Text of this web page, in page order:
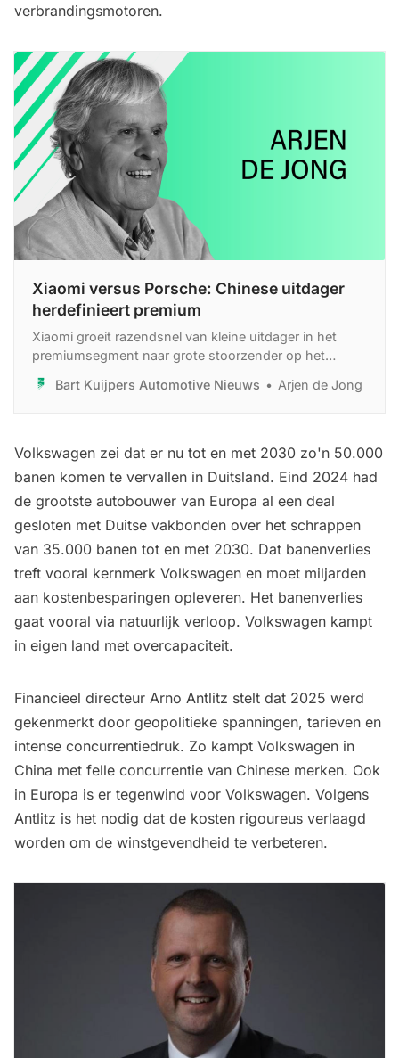
verbrandingsmotoren.
Xiaomi versus Porsche: Chinese uitdager
herdefinieert premium
Xiaomi groeit razendsnel van kleine uitdager in het
premiumsegment naar grote stoorzender op het
wereldtoneel. Wie denkt dat dit een Chinees fenomeen
blijft, vergist zich fundamenteel.
Bart Kuijpers Automotive Nieuws Arjen de Jong
Volkswagen zei dat er nu tot en met 2030 zo'n 50.000
banen komen te vervallen in Duitsland. Eind 2024 had
de grootste autobouwer van Europa al een deal
gesloten met Duitse vakbonden over het schrappen
van 35.000 banen tot en met 2030. Dat banenverlies
treft vooral kernmerk Volkswagen en moet miljarden
aan kostenbesparingen opleveren. Het banenverlies
gaat vooral via natuurlijk verloop. Volkswagen kampt
in eigen land met overcapaciteit.
Financieel directeur Arno Antlitz stelt dat 2025 werd
gekenmerkt door geopolitieke spanningen, tarieven en
intense concurrentiedruk. Zo kampt Volkswagen in
China met felle concurrentie van Chinese merken. Ook
in Europa is er tegenwind voor Volkswagen. Volgens
Antlitz is het nodig dat de kosten rigoureus verlaagd
worden om de winstgevendheid te verbeteren.